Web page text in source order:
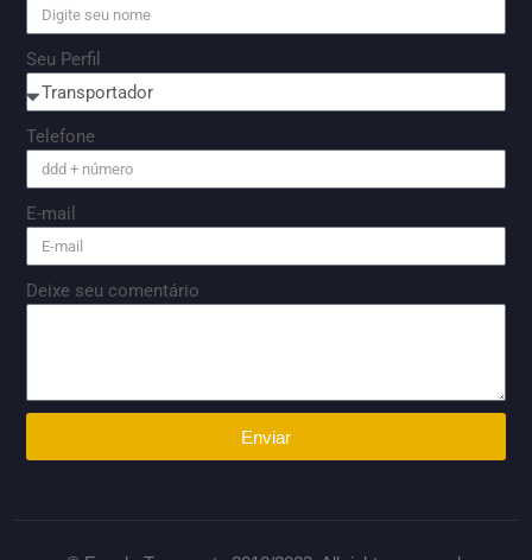
Seu Perfil
Telefone
E-mail
Deixe seu comentário
Enviar